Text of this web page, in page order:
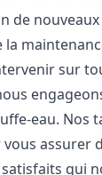
de
la
sur
eau. Nos
assurer
qui